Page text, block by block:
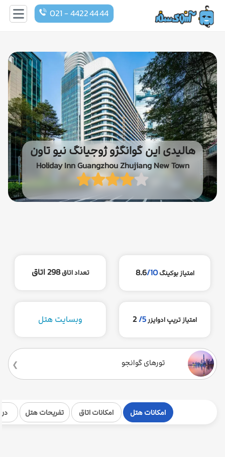
021 - 4422 44 44
هالیدی این گوانگژو ژوجیانگ نیو تاون
Holiday Inn Guangzhou Zhujiang New Town
امتیاز بوکینگ 8.6/10 تعداد اتاق298 اتاق
امتیاز تریپ ادوایزر5/ وبسایت هتل
تورهای گوانجو
امکانات هتل امکانات اتاق تفریحات هتل